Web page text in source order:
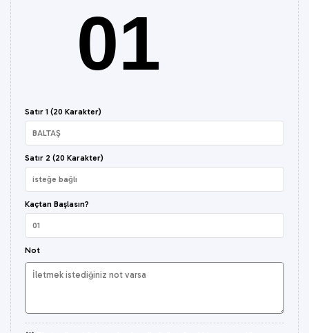
01
Satır 1 (20 Karakter)
Satır 2 (20 Karakter)
Kaçtan Başlasın?
Not